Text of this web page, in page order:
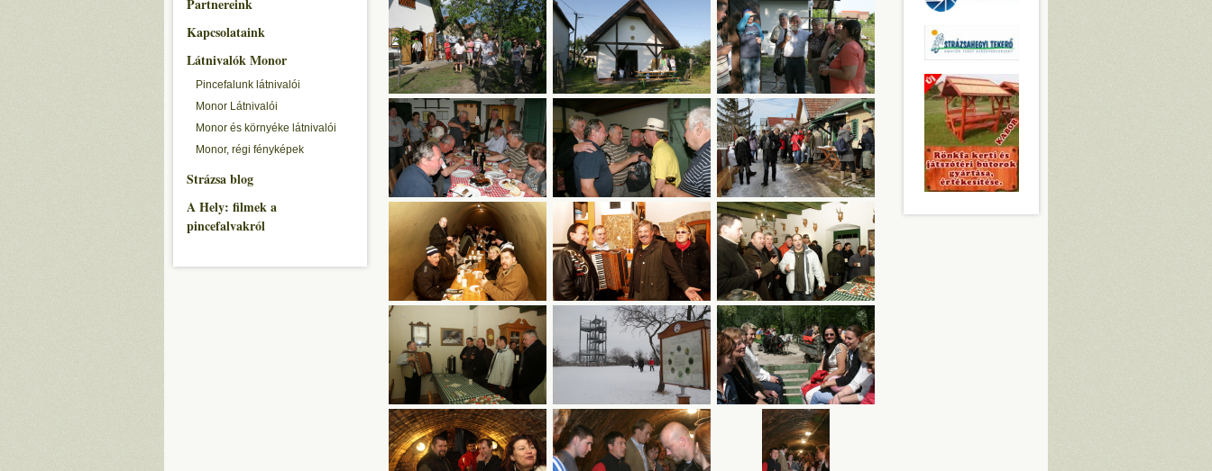
Partnereink
Kapcsolataink
Látnivalók Monor
Pincefalunk látnivalói
Monor Látnivalói
Monor és környéke látnivalói
Monor, régi fényképek
Strázsa blog
A Hely: filmek a
pincefalvakról